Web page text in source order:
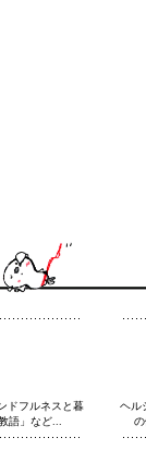
ドフルネスと暮
語」など...
ヘル